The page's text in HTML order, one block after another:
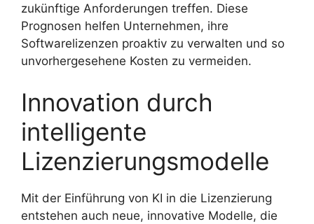
zukünftige Anforderungen treffen. Diese
Prognosen helfen Unternehmen, ihre
Softwarelizenzen proaktiv zu verwalten und so
unvorhergesehene Kosten zu vermeiden.
Innovation durch
intelligente
Lizenzierungsmodelle
Mit der Einführung von KI in die Lizenzierung
entstehen auch neue, innovative Modelle, die